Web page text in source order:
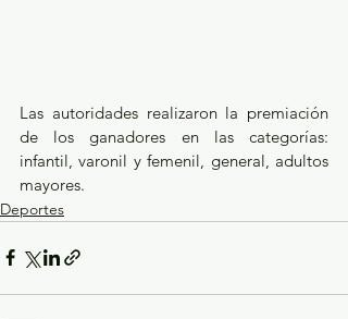
Las autoridades realizaron la premiación
de los ganadores en las categorías:
infantil, varonil y femenil, general, adultos
mayores.
Deportes